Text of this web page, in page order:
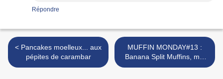
Répondre
< Pancakes moelleux... aux
pépites de carambar
MUFFIN MONDAY#13 :
Banana Split Muffins, moi
gourmande ? >